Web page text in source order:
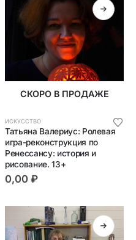
СКОРО В ПРОДАЖЕ
ИСКУССТВО
Татьяна Валериус: Ролевая
игра-реконструкция по
Ренессансу: история и
рисование. 13+
0,00 ₽